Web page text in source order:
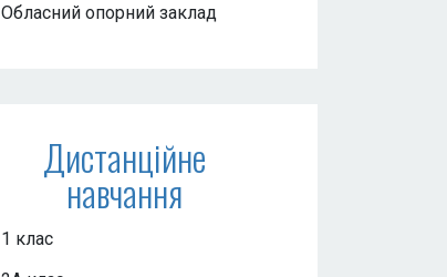
Обласний опорний заклад
Дистанційне
навчання
1 клас